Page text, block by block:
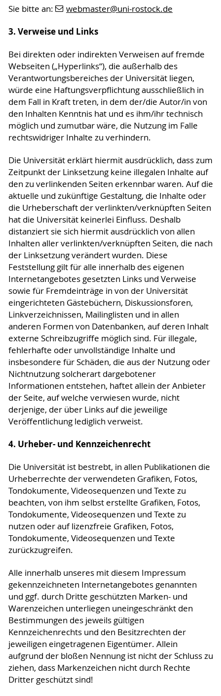
Sie bitte an:
webmaster@uni-rostock.de
3. Verweise und Links
Bei direkten oder indirekten Verweisen auf fremde
Webseiten („Hyperlinks“), die außerhalb des
Verantwortungsbereiches der Universität liegen,
würde eine Haftungsverpflichtung ausschließlich in
dem Fall in Kraft treten, in dem der/die Autor/in von
den Inhalten Kenntnis hat und es ihm/ihr technisch
möglich und zumutbar wäre, die Nutzung im Falle
rechtswidriger Inhalte zu verhindern.
Die Universität erklärt hiermit ausdrücklich, dass zum
Zeitpunkt der Linksetzung keine illegalen Inhalte auf
den zu verlinkenden Seiten erkennbar waren. Auf die
aktuelle und zukünftige Gestaltung, die Inhalte oder
die Urheberschaft der verlinkten/verknüpften Seiten
hat die Universität keinerlei Einfluss. Deshalb
distanziert sie sich hiermit ausdrücklich von allen
Inhalten aller verlinkten/verknüpften Seiten, die nach
der Linksetzung verändert wurden. Diese
Feststellung gilt für alle innerhalb des eigenen
Internetangebotes gesetzten Links und Verweise
sowie für Fremdeinträge in von der Universität
eingerichteten Gästebüchern, Diskussionsforen,
Linkverzeichnissen, Mailinglisten und in allen
anderen Formen von Datenbanken, auf deren Inhalt
externe Schreibzugriffe möglich sind. Für illegale,
fehlerhafte oder unvollständige Inhalte und
insbesondere für Schäden, die aus der Nutzung oder
Nichtnutzung solcherart dargebotener
Informationen entstehen, haftet allein der Anbieter
der Seite, auf welche verwiesen wurde, nicht
derjenige, der über Links auf die jeweilige
Veröffentlichung lediglich verweist.
4. Urheber- und Kennzeichenrecht
Die Universität ist bestrebt, in allen Publikationen die
Urheberrechte der verwendeten Grafiken, Fotos,
Tondokumente, Videosequenzen und Texte zu
beachten, von ihm selbst erstellte Grafiken, Fotos,
Tondokumente, Videosequenzen und Texte zu
nutzen oder auf lizenzfreie Grafiken, Fotos,
Tondokumente, Videosequenzen und Texte
zurückzugreifen.
Alle innerhalb unseres mit diesem Impressum
gekennzeichneten Internetangebotes genannten
und ggf. durch Dritte geschützten Marken- und
Warenzeichen unterliegen uneingeschränkt den
Bestimmungen des jeweils gültigen
Kennzeichenrechts und den Besitzrechten der
jeweiligen eingetragenen Eigentümer. Allein
aufgrund der bloßen Nennung ist nicht der Schluss zu
ziehen, dass Markenzeichen nicht durch Rechte
Dritter geschützt sind!